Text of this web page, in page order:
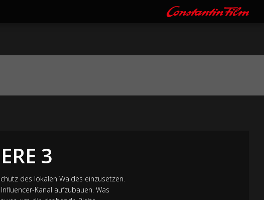
3
des lokalen Waldes einzusetzen.
Kanal aufzubauen. Was